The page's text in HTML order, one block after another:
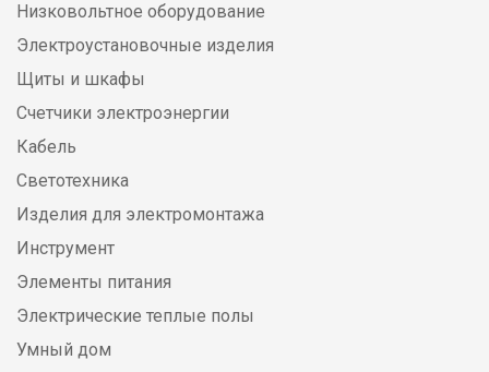
Низковольтное оборудование
Электроустановочные изделия
Щиты и шкафы
Счетчики электроэнергии
Кабель
Светотехника
Изделия для электромонтажа
Инструмент
Элементы питания
Электрические теплые полы
Умный дом